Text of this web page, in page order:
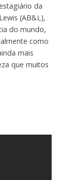
da
(AB&L),
do mundo,
como
mais
que muitos